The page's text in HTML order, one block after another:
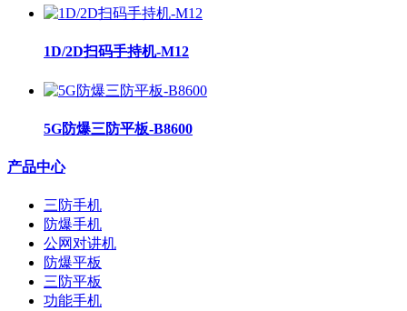
1D/2D扫码手持机-M12
5G防爆三防平板-B8600
产品中心
三防手机
防爆手机
公网对讲机
防爆平板
三防平板
功能手机